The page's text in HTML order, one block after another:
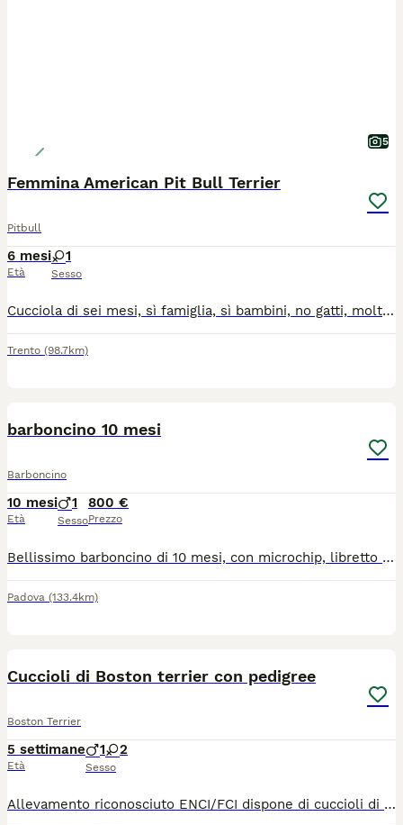
5
Femmina American Pit Bull Terrier
Pitbull
6 mesi
Età
1
Sesso
Cucciola di sei mesi, sì famiglia, sì bambini, no gatti, molto performante, adatta per attività sportiva
Trento (98.7km)
barboncino 10 mesi
Barboncino
10 mesi
Età
1
Sesso
800 €
Prezzo
Bellissimo barboncino di 10 mesi, con microchip, libretto delle vaccinazioni e passaporto. Molto affettuoso e giocherellone. Solo persone seriamente interessate.
Padova (133.4km)
Cuccioli di Boston terrier con pedigree
Boston Terrier
5 settimane
Età
1 2
Sesso
Allevamento riconosciuto ENCI/FCI dispone di cuccioli di Boston terrier, 1 maschio e 2 femmine. I genitori visibili con test genetici effettuati: rotule 0/0 Mielopatia N/N Cataratta juvenilis N/N DNA per entrambi. I cuccioli vedranno consegnati dopo i 70 giorni con copie dei genitori testanti l'esenzione da patologie di razza, microchip, libretto di vaccinazione con vaccini in base all'età, pedigree ENCI/FCI e pappy kit.